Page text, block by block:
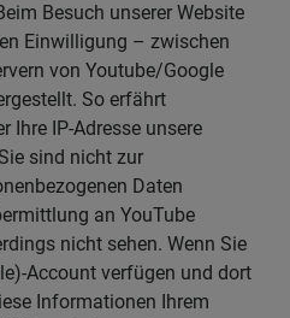
Besuch unserer Website
Einwilligung – zwischen
von Youtube/Google
So erfährt
Ihre IP-Adresse unsere
sind nicht zur
Daten
an YouTube
nicht sehen. Wenn Sie
Account verfügen und dort
Informationen Ihrem